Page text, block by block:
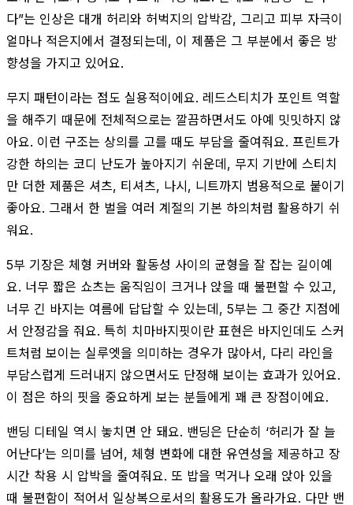
다”는 인상은 대개 허리와 허벅지의 압박감, 그리고 피부 자극이
얼마나 적은지에서 결정되는데, 이 제품은 그 부분에서 좋은 방
향성을 가지고 있어요.
무지 패턴이라는 점도 실용적이에요. 레드스티치가 포인트 역할
을 해주기 때문에 전체적으로는 깔끔하면서도 아예 밋밋하지 않
아요. 이런 구조는 상의를 고를 때도 부담을 줄여줘요. 프린트가
강한 하의는 코디 난도가 높아지기 쉬운데, 무지 기반에 스티치
만 더한 제품은 셔츠, 티셔츠, 나시, 니트까지 범용적으로 붙이기
좋아요. 그래서 한 벌을 여러 계절의 기본 하의처럼 활용하기 쉬
워요.
5부 기장은 체형 커버와 활동성 사이의 균형을 잘 잡는 길이예
요. 너무 짧은 쇼츠는 움직임이 크거나 앉을 때 불편할 수 있고,
너무 긴 바지는 여름에 답답할 수 있는데, 5부는 그 중간 지점에
서 안정감을 줘요. 특히 치마바지핏이란 표현은 바지인데도 스커
트처럼 보이는 실루엣을 의미하는 경우가 많아서, 다리 라인을
부담스럽게 드러내지 않으면서도 단정해 보이는 효과가 있어요.
이 점은 하의 핏을 중요하게 보는 분들에게 꽤 큰 장점이에요.
밴딩 디테일 역시 놓치면 안 돼요. 밴딩은 단순히 ‘허리가 잘 늘
어난다’는 의미를 넘어, 체형 변화에 대한 유연성을 제공하고 장
시간 착용 시 압박을 줄여줘요. 또 밥을 먹거나 오래 앉아 있을
때 불편함이 적어서 일상복으로서의 활용도가 올라가요. 다만 밴